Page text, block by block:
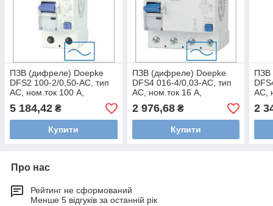
ПЗВ (дифреле) Doepke
DFS2 100-2/0,50-AC, тип
AC, ном.ток 100 А,
dp09167602
5 184,42 ₴
Купити
ПЗВ (дифреле) Doepke
DFS4 016-4/0,03-AC, тип
AC, ном.ток 16 А,
dp09114902
2 976,68₴
Купити
ПЗВ
AC,
2
Про нас
Рейтинг не сформований
Менше 5 відгуків за останній рік